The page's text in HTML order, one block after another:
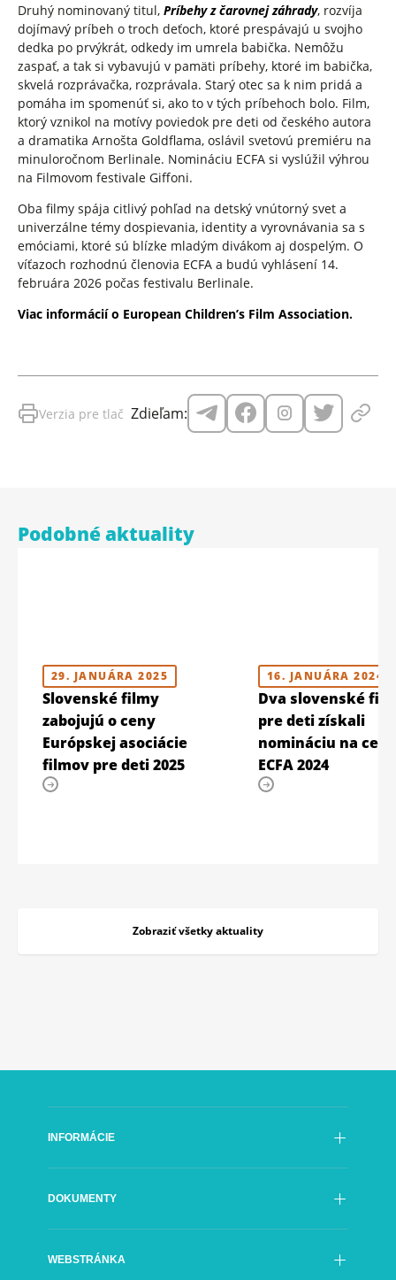
Druhý nominovaný titul, Príbehy z čarovnej záhrady, rozvíja
dojímavý príbeh o troch deťoch, ktoré prespávajú u svojho
dedka po prvýkrát, odkedy im umrela babička. Nemôžu
zaspať, a tak si vybavujú v pamäti príbehy, ktoré im babička,
skvelá rozprávačka, rozprávala. Starý otec sa k nim pridá a
pomáha im spomenúť si, ako to v tých príbehoch bolo. Film,
ktorý vznikol na motívy poviedok pre deti od českého autora
a dramatika Arnošta Goldflama, oslávil svetovú premiéru na
minuloročnom Berlinale. Nomináciu ECFA si vyslúžil výhrou
na Filmovom festivale Giffoni.
Oba filmy spája citlivý pohľad na detský vnútorný svet a
univerzálne témy dospievania, identity a vyrovnávania sa s
emóciami, ktoré sú blízke mladým divákom aj dospelým. O
víťazoch rozhodnú členovia ECFA a budú vyhlásení 14.
februára 2026 počas festivalu Berlinale.
Viac informácií o European Children’s Film Association.
Verzia pre tlač Zdieľam:
Podobné aktuality
29. JANUÁRA 2025
Slovenské filmy
zabojujú o ceny
Európskej asociácie
filmov pre deti 2025
16. JANUÁRA 2024
Dva slovenské
pre deti získali
nomináciu na
ECFA 2024
Zobraziť všetky aktuality
INFORMÁCIE
História
DOKUMENTY
Výročné správy
WEBSTRÁNKA